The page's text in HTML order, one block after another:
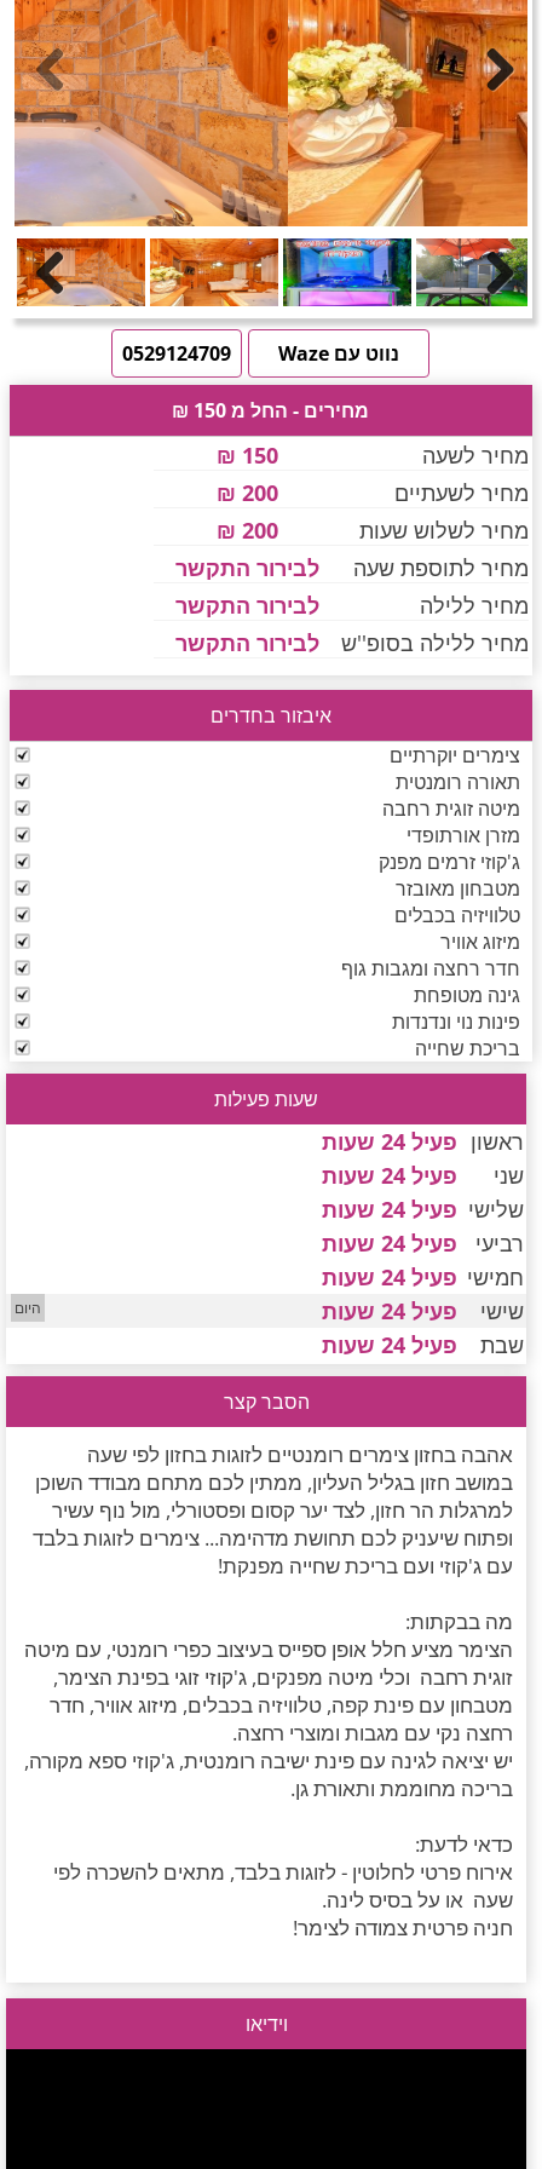
חדרים לפי שעה באזור ירושלים
חדרים לפי שעה באזור השפלה
חדרים לפי שעה בהשרון
חדרים לפי שעה בנגב
חדרים לפי שעה בגליל עליון
חדרים לפי שעה בחוף הכרמל
חדרים לפי שעה בחיפה קריות
חדרים לפי שעה בכנרת גליל תחתון עמקים
חדרים לפי שעה ברמת הגולן
חדרים לפי שעה בהערבה
חדרים לפי שעה בעמק יזרעאל
חדרים לפי שעה במישור החוף הדרומי
טוען תמונות..... Previous Next
Previous
Next
0529124709
נווט עם Waze
מחירים - החל מ 150 ₪
מחיר לשעה
150 ₪
מחיר לשעתיים
200 ₪
מחיר לשלוש שעות
200 ₪
מחיר לתוספת שעה
לבירור התקשר
מחיר ללילה
לבירור התקשר
מחיר ללילה בסופ''ש
לבירור התקשר
איבזור בחדרים
צימרים יוקרתיים
תאורה רומנטית
מיטה זוגית רחבה
מזרן אורתופדי
ג'קוזי זרמים מפנק
מטבחון מאובזר
טלוויזיה בכבלים
מיזוג אוויר
חדר רחצה ומגבות גוף
גינה מטופחת
פינות נוי ונדנדות
בריכת שחייה
שעות פעילות
ראשון פעיל 24 שעות
שני
פעיל 24 שעות
שלישי פעיל 24 שעות
רביעי
פעיל 24 שעות
חמישי פעיל 24 שעות
שישי
פעיל 24 שעות
שבת
פעיל 24 שעות
הסבר קצר
אהבה בחזון צימרים רומנטיים לזוגות בחזון לפי שעה
במושב חזון בגליל העליון, ממתין לכם מתחם מבודד השוכן
למרגלות הר חזון, לצד יער קסום ופסטורלי, מול נוף עשיר
ופתוח שיעניק לכם תחושת מדהימה... צימרים לזוגות בלבד
עם ג'קוזי ועם בריכת שחייה מפנקת!
מה בבקתות:
הצימר מציע חלל אופן ספייס בעיצוב כפרי רומנטי, עם מיטה
זוגית רחבה וכלי מיטה מפנקים, ג'קוזי זוגי בפינת הצימר,
מטבחון עם פינת קפה, טלוויזיה בכבלים, מיזוג אוויר, חדר
רחצה נקי עם מגבות ומוצרי רחצה.
יש יציאה לגינה עם פינת ישיבה רומנטית, ג'קוזי ספא מקורה,
בריכה מחוממת ותאורת גן.
כדאי לדעת:
אירוח פרטי לחלוטין - לזוגות בלבד, מתאים להשכרה לפי
שעה או על בסיס לינה.
חניה פרטית צמודה לצימר!
וידיאו